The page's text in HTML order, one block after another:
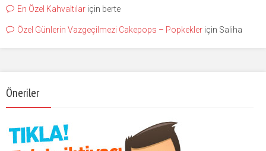
En Özel Kahvaltılar için berte
Özel Günlerin Vazgeçilmezi Cakepops – Popkekler için Saliha
Öneriler